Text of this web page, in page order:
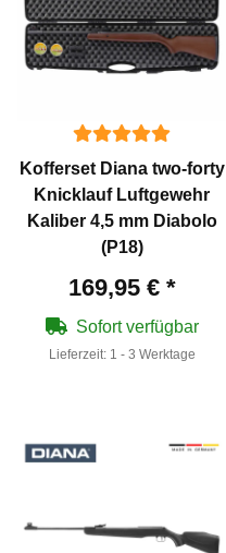
Kofferset Diana two-forty
Knicklauf Luftgewehr
Kaliber 4,5 mm Diabolo
(P18)
169,95 € *
Sofort verfügbar
Lieferzeit: 1 - 3 Werktage